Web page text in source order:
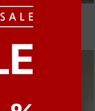
m_마무 린넨 나시 [4차 재입고]